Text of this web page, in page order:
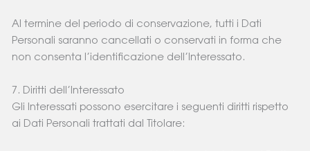
Al termine del periodo di conservazione, tutti i Dati
Personali saranno cancellati o conservati in forma che
non consenta l’identificazione dell’Interessato.
7. Diritti dell’Interessato
Gli Interessati possono esercitare i seguenti diritti rispetto
ai Dati Personali trattati dal Titolare: